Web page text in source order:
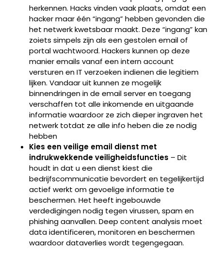
herkennen. Hacks vinden vaak plaats, omdat een
hacker maar één “ingang” hebben gevonden die
het netwerk kwetsbaar maakt. Deze “ingang” kan
zoiets simpels zijn als een gestolen email of
portal wachtwoord. Hackers kunnen op deze
manier emails vanaf een intern account
versturen en IT verzoeken indienen die legitiem
lijken. Vandaar uit kunnen ze mogelijk
binnendringen in de email server en toegang
verschaffen tot alle inkomende en uitgaande
informatie waardoor ze zich dieper ingraven het
netwerk totdat ze alle info heben die ze nodig
hebben
Kies een veilige email dienst met
indrukwekkende veiligheidsfuncties – Dit
houdt in dat u een dienst kiest die
bedrijfscommunicatie bevordert en tegelijkertijd
actief werkt om gevoelige informatie te
beschermen. Het heeft ingebouwde
verdedigingen nodig tegen virussen, spam en
phishing aanvallen. Deep content analysis moet
data identificeren, monitoren en beschermen
waardoor dataverlies wordt tegengegaan.